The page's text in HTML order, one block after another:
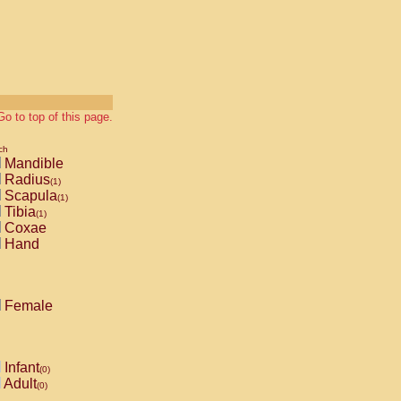
to top of this page.
Mandible
Radius(1)
Scapula(1)
Tibia(1)
Coxae
Hand
Female
Infant(0)
Adult(0)